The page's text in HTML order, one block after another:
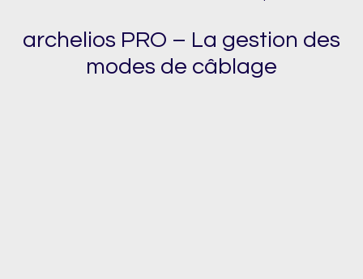
archelios PRO – La gestion des
modes de câblage